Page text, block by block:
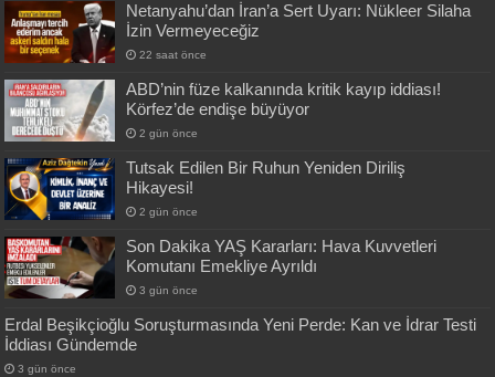
Netanyahu’dan İran’a Sert Uyarı: Nükleer Silaha
İzin Vermeyeceğiz
22 saat önce
ABD’nin füze kalkanında kritik kayıp iddiası!
Körfez’de endişe büyüyor
2 gün önce
Tutsak Edilen Bir Ruhun Yeniden Diriliş
Hikayesi!
2 gün önce
Son Dakika YAŞ Kararları: Hava Kuvvetleri
Komutanı Emekliye Ayrıldı
3 gün önce
Erdal Beşikçioğlu Soruşturmasında Yeni Perde: Kan ve İdrar Testi
İddiası Gündemde
3 gün önce